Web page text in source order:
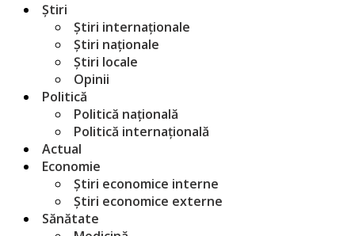
Știri
Știri internaționale
Știri naționale
Știri locale
Opinii
Politică
Politică națională
Politică internațională
Actual
Economie
Știri economice interne
Știri economice externe
Sănătate